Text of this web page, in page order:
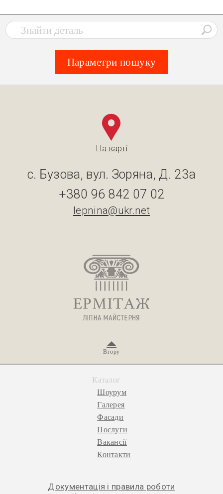
Параметри пошуку
На карті
с. Бузова, вул. Зоряна, Д. 23а
+380 96 842 07 02
lepnina@ukr.net
Вгору
Каталог
Шоурум
Галерея
Фасади
Послуги
Вакансії
Контакти
Документація і правила роботи